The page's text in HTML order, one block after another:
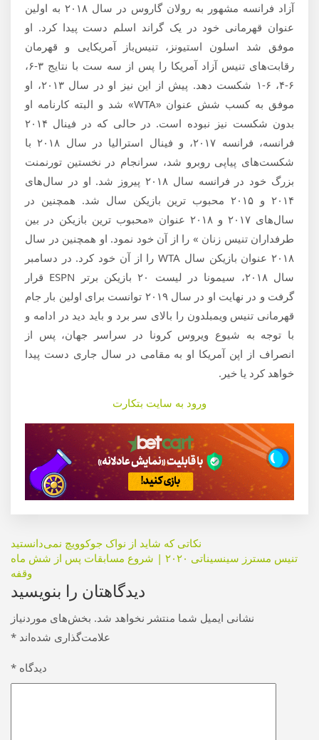
آزاد فرانسه مشهور به رولان گاروس در سال ۲۰۱۸ به اولین
عنوان قهرمانی خود در یک گراند اسلم دست پیدا کرد. او
موفق شد اسلون استیونز، تنیس‌باز آمریکایی و قهرمان
رقابت‌های تنیس آزاد آمریکا را پس از سه ست با نتایج ۳-۶،
۶-۴، ۶-۱ شکست دهد. پیش از این نیز او در سال ۲۰۱۳، او
موفق به کسب شش عنوان «WTA» شد و البته کارنامه او
بدون شکست نیز نبوده است. در حالی که در فینال ۲۰۱۴
فرانسه​​، فرانسه ۲۰۱۷، و فینال استرالیا در سال ۲۰۱۸ با
شکست‌های پیاپی روبرو شد، سرانجام در نخستین تورنمنت
بزرگ خود در فرانسه سال ۲۰۱۸ پیروز شد. او در سال‌های
۲۰۱۴ و ۲۰۱۵ محبوب ترین بازیکن سال شد. همچنین در
سال‌های ۲۰۱۷ و ۲۰۱۸ عنوان «محبوب ترین بازیکن در بین
طرفداران تنیس زنان » را از آن خود نمود. او همچنین در سال
۲۰۱۸ عنوان بازیکن سال WTA را از آن خود کرد. در دسامبر
سال ۲۰۱۸، سیمونا در لیست ۲۰ بازیکن برتر ESPN قرار
گرفت و در نهایت او در سال ۲۰۱۹ توانست برای اولین بار جام
قهرمانی تنیس ویمبلدون را بالای سر برد و باید دید در ادامه و
با توجه به شیوع ویروس کرونا در سراسر جهان، پس از
انصراف از اپن آمریکا او به مقامی در سال جاری دست پیدا
خواهد کرد یا خیر.
ورود به سایت بتکارت
نوشته
نکاتی که شاید از نواک جوکوویچ نمی‌دانستید
تنیس مسترز سینسیناتی ۲۰۲۰ | شروع مسابقات پس از شش ماه
وقفه
دیدگاهتان را بنویسید
نشانی ایمیل شما منتشر نخواهد شد. بخش‌های موردنیاز
علامت‌گذاری شده‌اند *
دیدگاه *